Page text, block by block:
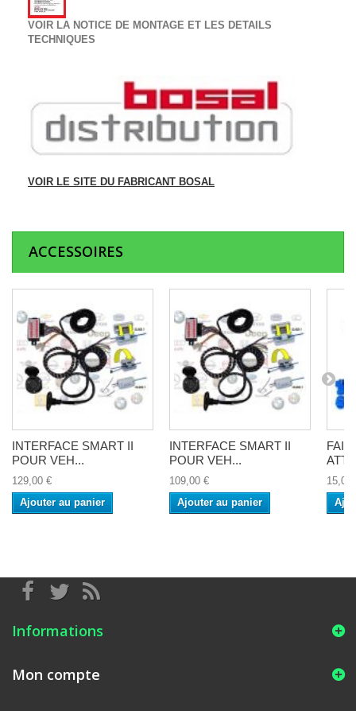
VOIR LA NOTICE DE MONTAGE ET LES DETAILS
TECHNIQUES
VOIR LE SITE DU FABRICANT BOSAL
ACCESSOIRES
INTERFACE SMART II
POUR VEH...
129,00 €
Ajouter au panier
INTERFACE SMART II
POUR VEH...
109,00 €
Ajouter au panier
15,00
Informations
Mon compte